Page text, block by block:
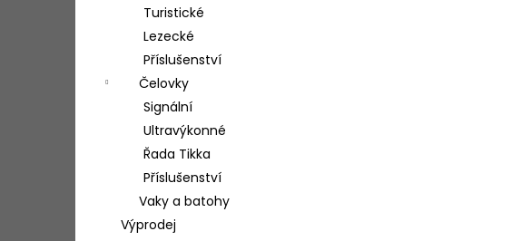
Turistické
Lezecké
Příslušenství
Čelovky
Signální
Ultravýkonné
Řada Tikka
Příslušenství
Vaky a batohy
Výprodej